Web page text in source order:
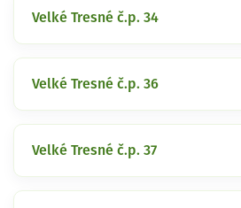
Velké Tresné č.p. 34
Velké Tresné č.p. 36
Velké Tresné č.p. 37